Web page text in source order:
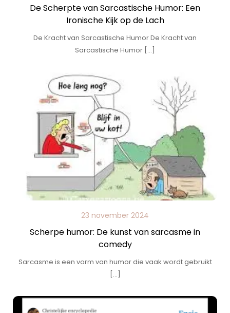
De Scherpte van Sarcastische Humor: Een
Ironische Kijk op de Lach
De Kracht van Sarcastische Humor De Kracht van
Sarcastische Humor […]
23 november 2024
Scherpe humor: De kunst van sarcasme in
comedy
Sarcasme is een vorm van humor die vaak wordt gebruikt
[…]